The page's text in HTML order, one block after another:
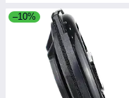
–10%